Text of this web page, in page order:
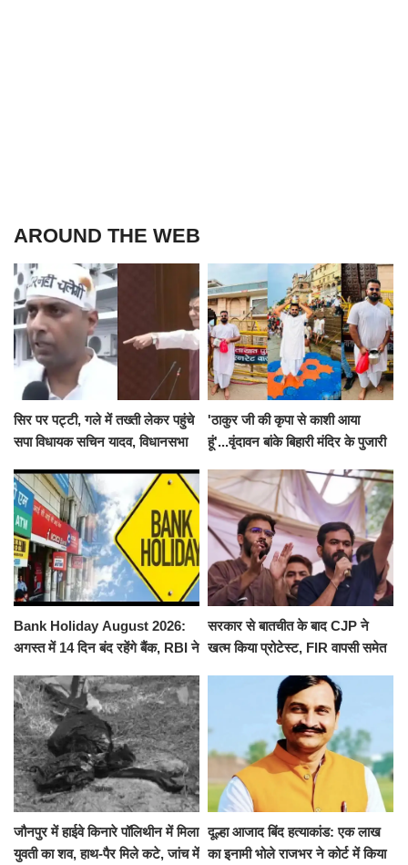
AROUND THE WEB
सिर पर पट्टी, गले में तख्ती लेकर पहुंचे
सपा विधायक सचिन यादव, विधानसभा
निलंबित
'ठाकुर जी की कृपा से काशी आया
हूं'...वृंदावन बांके बिहारी मंदिर के पुजारी
जलाभिषेक
Bank Holiday August 2026:
अगस्त में 14 दिन बंद रहेंगे बैंक, RBI ने
सरकार से बातचीत के बाद CJP ने
खत्म किया प्रोटेस्ट, FIR वापसी समेत
जौनपुर में हाईवे किनारे पॉलिथीन में मिला
युवती का शव, हाथ-पैर मिले कटे, जांच में
दूल्हा आजाद बिंद हत्याकांड: एक लाख
का इनामी भोले राजभर ने कोर्ट में किया